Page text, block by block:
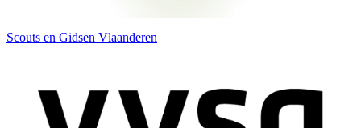
Scouts en Gidsen Vlaanderen